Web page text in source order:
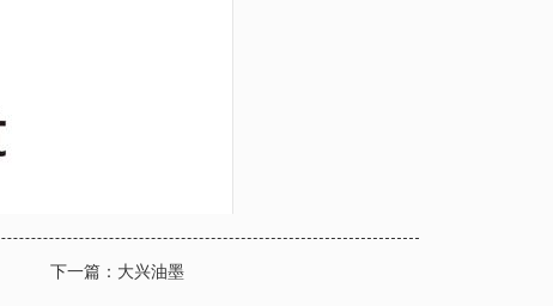
下一篇： 大兴油墨